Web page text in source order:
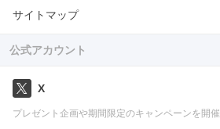
サイトマップ
公式アカウント
X
プレゼント企画や期間限定のキャンペーンを開催